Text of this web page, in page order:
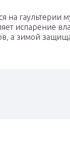
на гаультерии
испарение
а зимой